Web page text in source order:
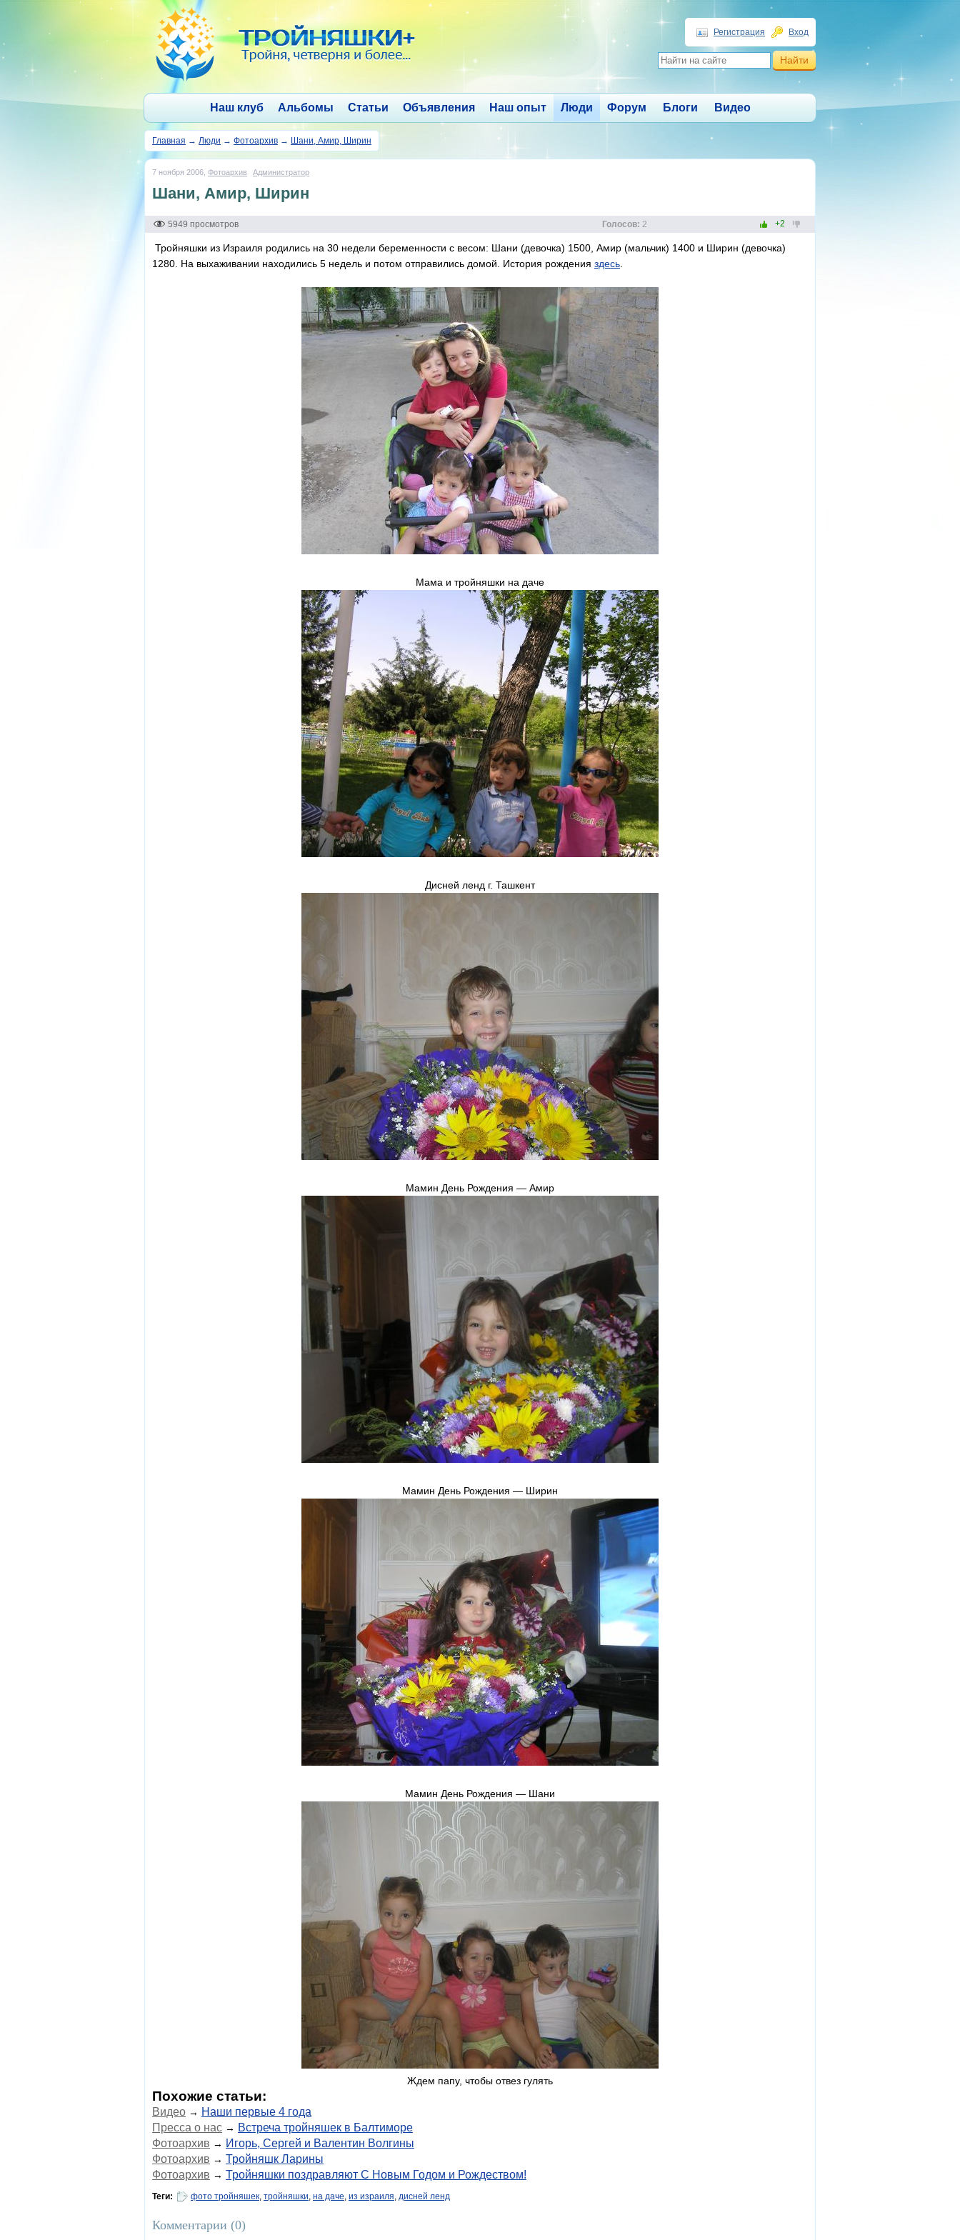
Регистрация Вход
Наш клуб Альбомы Статьи Объявления Наш опыт Люди Форум Блоги Видео
Главная → Люди → Фотоархив → Шани, Амир, Ширин
7 ноября 2006, Фотоархив Администратор
Шани, Амир, Ширин
5949 просмотров Голосов: 2 +2
Тройняшки из Израиля родились на 30 недели беременности с весом: Шани (девочка) 1500, Амир (мальчик) 1400 и Ширин (девочка)
1280. На выхаживании находились 5 недель и потом отправились домой. История рождения здесь
Мама и тройняшки на даче
Дисней ленд г. Ташкент
Мамин День Рождения — Амир
Мамин День Рождения — Ширин
Мамин День Рождения — Шани
Ждем папу, чтобы отвез гулять
Похожие статьи:
Видео → Наши первые 4 года
Пресса о нас → Встреча тройняшек в Балтиморе
Фотоархив → Игорь, Сергей и Валентин Волгины
Фотоархив → Тройняшк Ларины
Фотоархив → Тройняшки поздравляют С Новым Годом и Рождеством!
Теги: фото тройняшек, тройняшки, на даче, из израиля, дисней ленд
Комментарии (0)